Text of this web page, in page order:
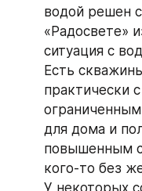
водой решен
«Радосвете»
ситуация с
Есть
практически
для дома и
повышенным
кого-то без